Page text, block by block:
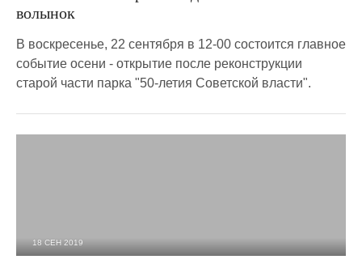
волынок
В воскресенье, 22 сентября в 12-00 состоится главное
событие осени - открытие после реконструкции
старой части парка "50-летия Советской власти".
18 СЕН 2019